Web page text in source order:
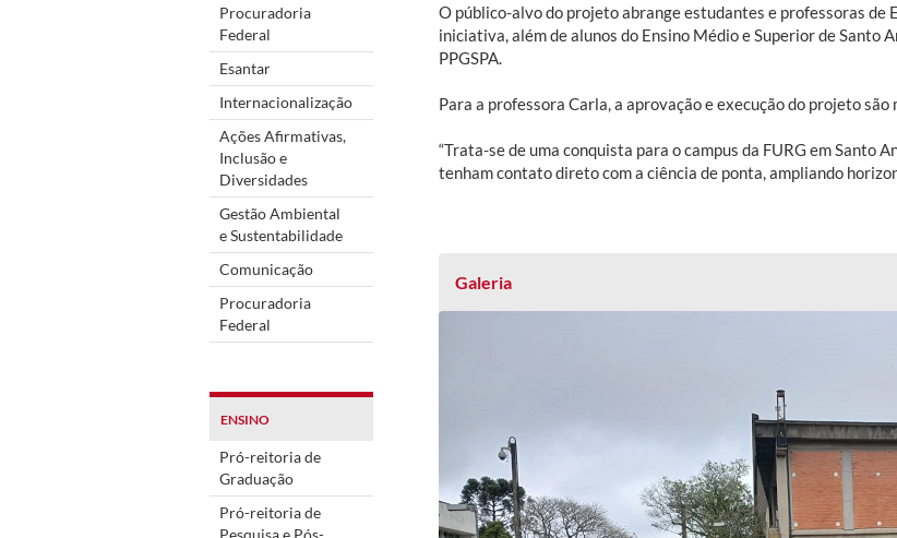
Procuradoria
Federal
Esantar
Internacionalização
Ações Afirmativas,
Inclusão e
Diversidades
Gestão Ambiental
e Sustentabilidade
Comunicação
Procuradoria
Federal
ENSINO
Pró-reitoria de
Graduação
Pró-reitoria de
Pesquisa e Pós-
O público-alvo do projeto abrange estudantes e professoras de
iniciativa, além de alunos do Ensino Médio e Superior de Santo
PPGSPA.
Para a professora Carla, a aprovação e execução do projeto
“Trata-se de uma conquista para o campus da FURG em Santo
tenham contato direto com a ciência de ponta, ampliando
Galeria